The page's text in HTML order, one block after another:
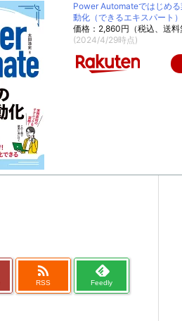
Power Automateではじめ
動化（できるエキスパート
価格：2,860円（税込、送料
(2024/4/29時点)

RSS Feedly